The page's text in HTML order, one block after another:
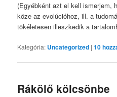
(Egyébként azt el kell ismerjem,
köze az evolúcióhoz, ill. a
tökéletesen illeszkedik a
Kategória: Uncategorized |10
Rákölő kölcsönbe